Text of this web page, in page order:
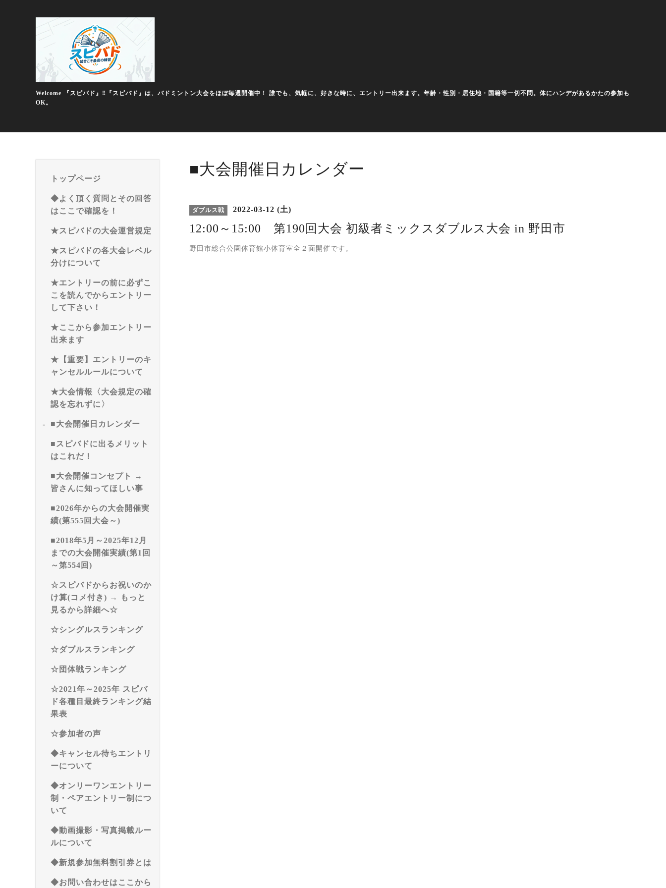
Welcome 『スピバド』‼️『スピバド』は、バドミントン大会をほぼ毎週開催中！ 誰でも、気軽に、好きな時に、エントリー出来ます。年齢・性別・居住地・国籍等一切不問。体にハンデがあるかたの参加も
OK。
トップページ
◆よく頂く質問とその回答
はここで確認を！
★スピバドの大会運営規定
★スピバドの各大会レベル
分けについて
★エントリーの前に必ずこ
こを読んでからエントリー
して下さい！
★ここから参加エントリー
出来ます
★【重要】エントリーのキ
ャンセルルールについて
★大会情報〈大会規定の確
認を忘れずに〉
■大会開催日カレンダー
■スピバドに出るメリット
はこれだ！
■大会開催コンセプト →
皆さんに知ってほしい事
■2026年からの大会開催実
績(第555回大会～)
■2018年5月～2025年12月
までの大会開催実績(第1回
～第554回)
☆スピバドからお祝いのか
け算(コメ付き) → もっと
見るから詳細へ☆
☆シングルスランキング
☆ダブルスランキング
☆団体戦ランキング
☆2021年～2025年 スピバ
ド各種目最終ランキング結
果表
☆参加者の声
◆キャンセル待ちエントリ
ーについて
◆オンリーワンエントリー
制・ペアエントリー制につ
いて
◆動画撮影・写真掲載ルー
ルについて
◆新規参加無料割引券とは
◆お問い合わせはここから
■大会開催日カレンダー
ダブルス戦 2022-03-12 (土)
12:00～15:00 第190回大会 初級者ミックスダブルス大会 in 野田市
野田市総合公園体育館小体育室全２面開催です。